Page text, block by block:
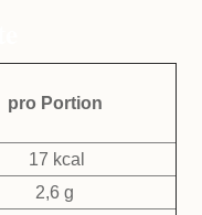
pro Portion
17 kcal
2,6 g